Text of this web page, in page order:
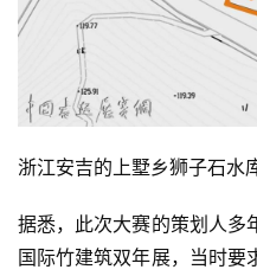
浙江安吉的上墅乡狮子石水
据悉，此次大赛的策划人多
国际竹建筑双年展，当时要